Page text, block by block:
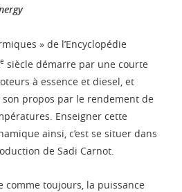
» de l’Encyclopédie
e siècle démarre par une courte
à essence et diesel, et
propos par le rendement de
Enseigner cette
ainsi, c’est se situer dans
de Sadi Carnot.
comme toujours, la puissance